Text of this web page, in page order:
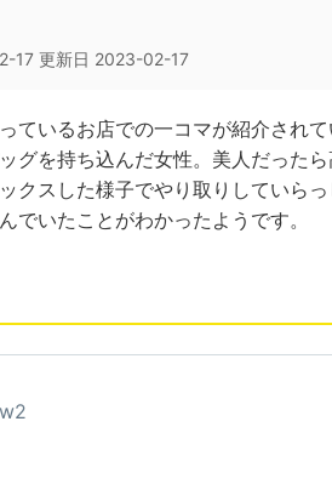
17 更新日 2023-02-17
ているお店での一コマが紹介され
グを持ち込んだ女性。美人だった
クスした様子でやり取りしていら
でいたことがわかったようです。